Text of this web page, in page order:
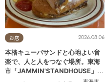
お店 2026.08.06
本格キューバサンドと心地よい音
楽で、人と人をつなぐ場所。東海
市「JAMMIN'STANDHOUSE」に
行ってみた